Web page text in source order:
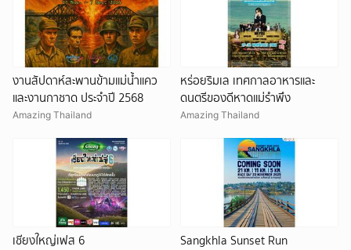
งานสัปดาห์สะพานข้ามแม่น้ำแคว
และงานกาชาด ประจำปี 2568
Amazing Thailand
หร่อยริมเล เทศกาลอาหารและ
ดนตรีของดีหาดแม่รำพึง
Amazing Thailand
เชียงใหญ่เฟส 6 Sangkhla Sunset Run